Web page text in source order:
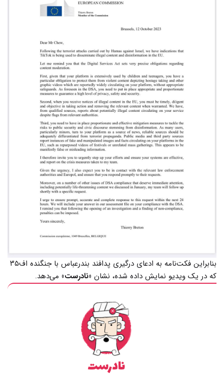
بنابراین فکت‌نامه به ادعای درگیری پدافند بندرعباس با جنگنده اف۳۵
که در یک ویدیو نمایش داده شده، نشان «نادرست» می‌دهد.
نادرست